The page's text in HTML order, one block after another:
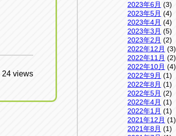
24 views
2023年6月 (3)
2023年5月 (4)
2023年4月 (4)
2023年3月 (5)
2023年2月 (2)
2022年12月 (3)
2022年11月 (2)
2022年10月 (4)
2022年9月 (1)
2022年8月 (1)
2022年5月 (2)
2022年4月 (1)
2022年1月 (1)
2021年12月 (1)
2021年8月 (1)